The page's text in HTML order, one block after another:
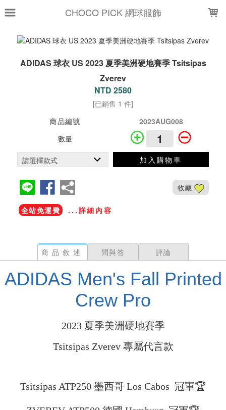
CHOCO PICK 網球服飾
ADIDAS 球衣 US 2023 夏季美洲硬地賽季 Tsitsipas
Zverev
NTD 2580
[已銷售 1 件]
商品編號
2023AUG008
數量
加入購物車
收藏
全站免運費 ...詳細內容
商品敘述 問與答 評論